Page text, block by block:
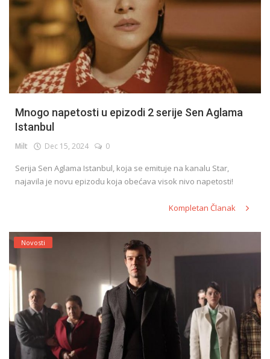
Mnogo napetosti u epizodi 2 serije Sen Aglama
Istanbul
Milt Dec 15, 2024 0
Serija Sen Aglama Istanbul, koja se emituje na kanalu Star,
najavila je novu epizodu koja obećava visok nivo napetosti!
Kompletan Članak
Novosti